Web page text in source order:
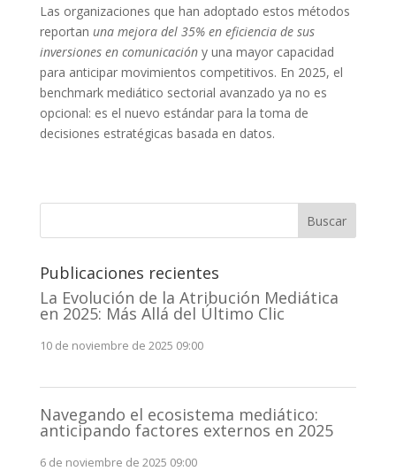
Las organizaciones que han adoptado estos métodos
reportan una mejora del 35% en eficiencia de sus
inversiones en comunicacióny una mayor capacidad
para anticipar movimientos competitivos. En 2025, el
benchmark mediático sectorial avanzado ya no es
opcional: es el nuevo estándar para la toma de
decisiones estratégicas basada en datos.
Buscar
Publicaciones recientes
La Evolución de la Atribución Mediática
en 2025: Más Allá del Último Clic
10 de noviembre de 2025 09:00
Navegando el ecosistema mediático:
anticipando factores externos en 2025
6 de noviembre de 2025 09:00